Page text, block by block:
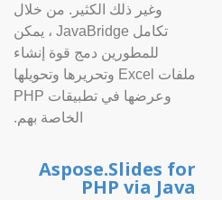
وغير ذلك الكثير. من خلال
تكامل JavaBridge ، يمكن
للمطورين دمج قوة إنشاء
ملفات Excel وتحريرها وتحويلها
وعرضها في تطبيقات PHP
الخاصة بهم.
Aspose.Slides for
PHP via Java